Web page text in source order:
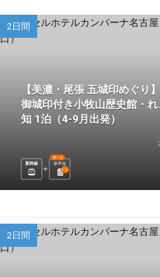
2日間
【美濃・尾張 五城印めぐり
御城印付き小牧山歴史館・
知 1泊（4-9月出発）
新幹線 ホテル
選べる
1 泊
2日間